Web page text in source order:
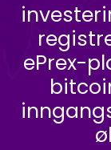
ePrex-